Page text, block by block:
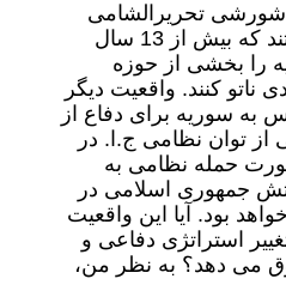
شورشی تحریرالشامی
اجیرشدگان آنهائی هستند که بیش از 13 سال
را بخشی از حوزه
کنند. واقعیت دیگر
به سوریه برای دفاع از
توان نظامی ج.ا. در
حمله نظامی به
جمهوری اسلامی در
بود. آیا این واقعیت
استراتژی دفاعی و
می دهد؟ به نظر من،